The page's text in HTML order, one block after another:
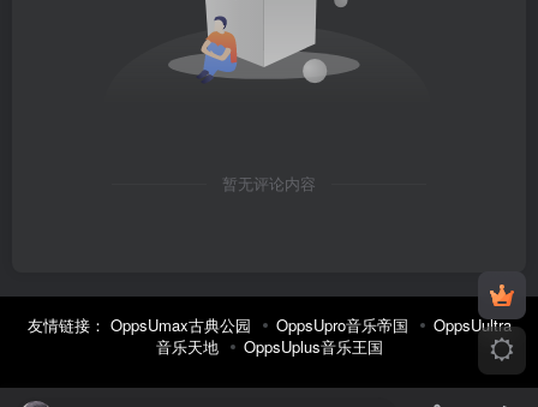
暂无评论内容
友情链接： OppsUmax古典公园 OppsUpro音乐帝国
OppsUultra
音乐天地
OppsUplus音乐王国